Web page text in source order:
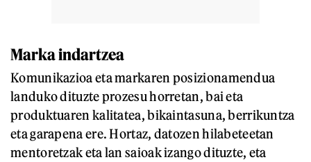
Marka indartzea
Komunikazioa eta markaren posizionamendua
landuko dituzte prozesu horretan, bai eta
produktuaren kalitatea, bikaintasuna, berrikuntza
eta garapena ere. Hortaz, datozen hilabeteetan
mentoretzak eta lan saioak izango dituzte, eta